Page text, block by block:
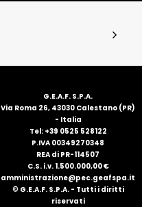
G.E.A.F. S.P.A.
Via Roma 26, 43030 Calestano (PR)
- Italia
Tel: +39 0525 528122
P.IVA 00349270348
REA di PR-114507
C.S. i.v. 1.500.000,00 €
amministrazione@pec.geafspa.it
© G.E.A.F. S.P.A. - Tutti i diritti
riservati